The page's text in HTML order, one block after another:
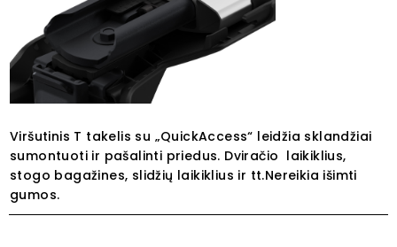
Viršutinis T takelis su „QuickAccess“ leidžia sklandžiai
sumontuoti ir pašalinti priedus. Dviračio laikiklius,
stogo bagažines, slidžių laikiklius ir tt.Nereikia išimti
gumos.